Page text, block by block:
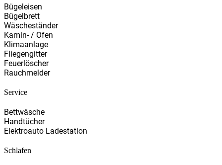
Bügeleisen
Bügelbrett
Wäscheständer
Kamin- / Ofen
Klimaanlage
Fliegengitter
Feuerlöscher
Rauchmelder
Service
Bettwäsche
Handtücher
Elektroauto Ladestation
Schlafen